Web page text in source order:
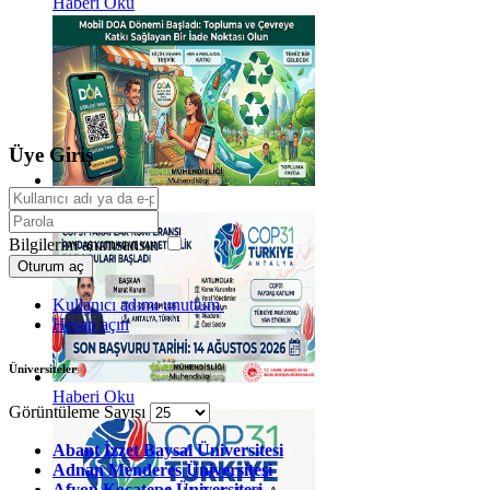
Haberi Oku
Haberi Oku
Üye Giriş
Bilgilerim anımsansın
Oturum aç
Kullanıcı adımı unuttum.
Hesap açın
Üniversiteler
Görüntüleme Sayısı
Abant İzzet Baysal Üniversitesi
Adnan Menderes Üniversitesi